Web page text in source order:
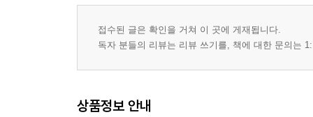
접수된 글은 확인을 거쳐 이 곳에 게재됩니다.
독자 분들의 리뷰는 리뷰 쓰기를, 책에 대한 문의는
상품정보 안내